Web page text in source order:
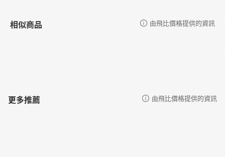
相似商品 由飛比價格提供的資訊
更多推薦 由飛比價格提供的資訊